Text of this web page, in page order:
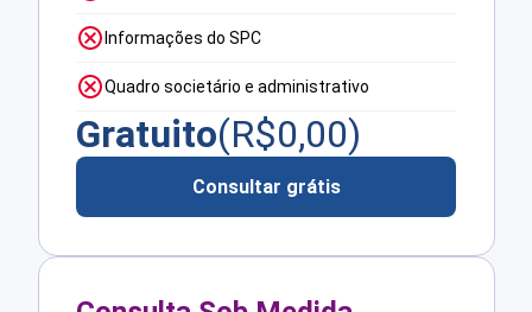
Informações do SPC
Quadro societário e administrativo
Gratuito(R$0,00)
Consultar grátis